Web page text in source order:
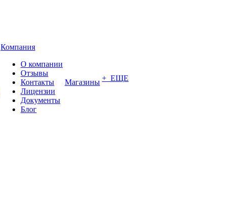
Компания
О компании
Отзывы
Контакты
Лицензии
Документы
Блог
Магазины + ЕЩЕ